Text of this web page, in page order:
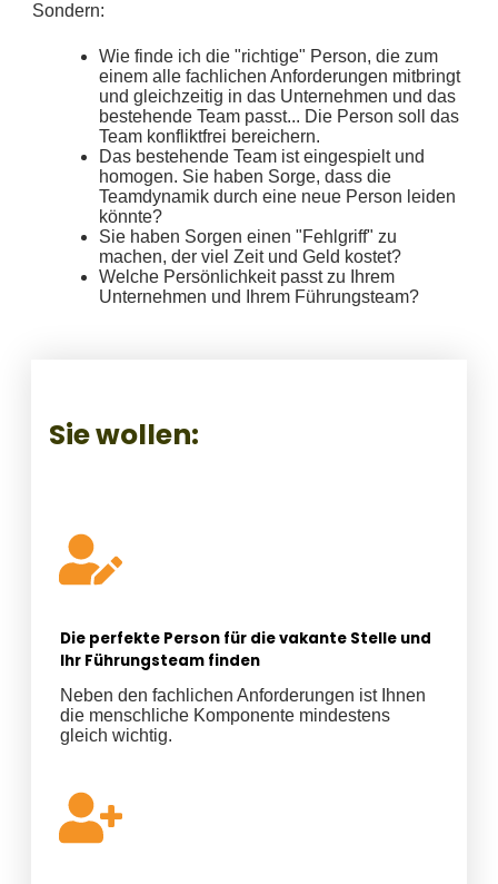
Sondern:
Wie finde ich die "richtige" Person, die zum
einem alle fachlichen Anforderungen mitbringt
und gleichzeitig in das Unternehmen und das
bestehende Team passt... Die Person soll das
Team konfliktfrei bereichern.
Das bestehende Team ist eingespielt und
homogen. Sie haben Sorge, dass die
Teamdynamik durch eine neue Person leiden
könnte?
Sie haben Sorgen einen "Fehlgriff" zu
machen, der viel Zeit und Geld kostet?
Welche Persönlichkeit passt zu Ihrem
Unternehmen und Ihrem Führungsteam?
Sie wollen:
Die perfekte Person für die vakante Stelle und
Ihr Führungsteam finden
Neben den fachlichen Anforderungen ist Ihnen
die menschliche Komponente mindestens
gleich wichtig.